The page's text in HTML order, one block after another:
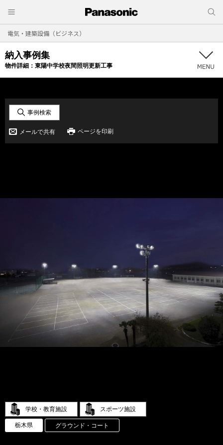
電気・建築設備（ビジネス）
納入事例集
物件詳細： 東陽中学校夜間照明更新工事
事例検索
メールで共有 ページを印刷
学校・教育施設
スポーツ施設
栃木県
グラウンド・コート